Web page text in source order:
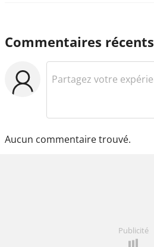
Commentaires récents
Aucun commentaire trouvé.
Publicité